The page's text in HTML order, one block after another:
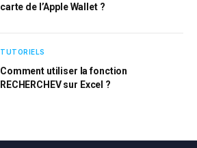
carte de l’Apple Wallet ?
TUTORIELS
Comment utiliser la fonction
RECHERCHEV sur Excel ?